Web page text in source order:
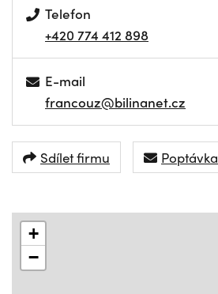
Telefon
+420 774 412 898
E-mail
francouz@bilinanet.cz
Sdílet firmu Poptávka
+
−